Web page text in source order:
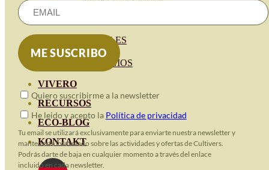
ROSALES
GERANIOS
VIVERO
RECURSOS
ECO-BLOG
KONTAKT
Quiero suscribirme a la newsletter
He leido y acepto la Política de privacidad
Tu email se utilizará exclusivamente para enviarte nuestra newsletter y
mantenerte informado sobre las actividades y ofertas de Cultivers.
Podrás darte de baja en cualquier momento a través del enlace
incluido en cada newsletter.